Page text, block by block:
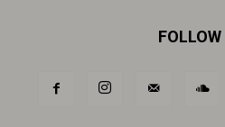
FOLLOW